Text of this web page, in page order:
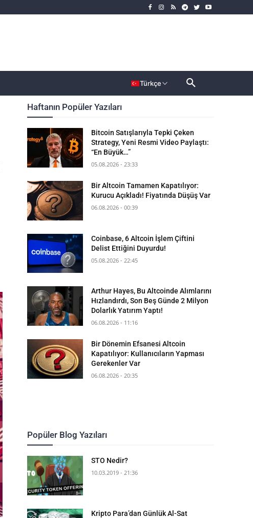
Türkçe
Haftanın Popüler Yazıları
Bitcoin Satışlarıyla Tepki Çeken
Strategy, Yeni Resmi Video Paylaştı:
“En Büyük…”
05.08.2026 - 23:33
Bir Altcoin Tamamen Kapatılıyor:
Kurucu Açıkladı! Fiyatında Düşüş Var
06.08.2026 - 00:39
Coinbase, 6 Altcoin İşlem Çiftini
Delist Ettiğini Duyurdu!
05.08.2026 - 22:45
Arthur Hayes, Bu Altcoinde Alımlarını
Hızlandırdı, Son Beş Günde 2 Milyon
Dolarlık Yatırım Yaptı!
06.08.2026 - 11:16
Bir Dönemin Efsanesi Altcoin
Kapatılıyor: Kullanıcıların Yapması
Gerekenler Var
06.08.2026 - 20:35
Popüler Blog Yazıları
STO Nedir?
10.03.2019 - 21:36
Kripto Para’dan Günlük Al-Sat